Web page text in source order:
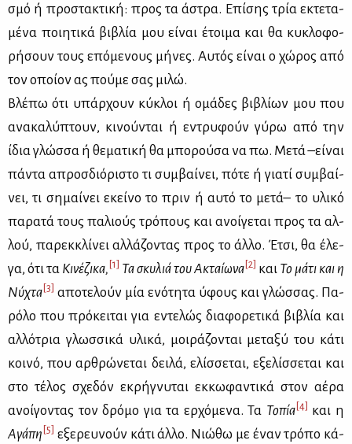
σμό ή προ­στα­κτι­κή: προς τα άστρα. Επί­σης τρία εκτε­τα­
μέ­να ποι­η­τι­κά βι­βλία μου εί­ναι έτοι­μα και θα κυ­κλο­φο­
ρή­σουν τους επό­με­νους μή­νες. Αυ­τός εί­ναι ο χώ­ρος από
τον οποί­ον ας πού­με σας μι­λώ.
Βλέ­πω ότι υπάρ­χουν κύ­κλοι ή ομά­δες βι­βλί­ων μου που
ανα­κα­λύ­πτουν, κι­νού­νται ή εντρυ­φούν γύ­ρω από την
ίδια γλώσ­σα ή θε­μα­τι­κή θα μπο­ρού­σα να πω. Με­τά –εί­ναι
πά­ντα απροσ­διό­ρι­στο τι συμ­βαί­νει, πό­τε ή για­τί συμ­βαί­
νει, τι ση­μαί­νει εκεί­νο το πριν ή αυ­τό το με­τά– το υλι­κό
πα­ρα­τά τους πα­λιούς τρό­πους και ανοί­γε­ται προς τα αλ­
λού, πα­ρεκ­κλί­νει αλ­λά­ζο­ντας προς το άλ­λο. Έτσι, θα έλε­
γα, ότι τα Κι­νέ­ζι­κα,[1] Τα σκυ­λιά του Ακταί­ω­να[2] και Το μά­τι και η
Νύ­χτα[3] απο­τε­λούν μία ενό­τη­τα ύφους και γλώσ­σας. Πα­
ρό­λο που πρό­κει­ται για εντε­λώς δια­φο­ρε­τι­κά βι­βλία και
αλ­λό­τρια γλωσ­σι­κά υλι­κά, μοι­ρά­ζο­νται με­τα­ξύ του κά­τι
κοι­νό, που αρ­θρώ­νε­ται δει­λά, ελίσ­σε­ται, εξε­λίσ­σε­ται και
στο τέ­λος σχε­δόν εκρή­γνυ­ται εκ­κω­φα­ντι­κά στον αέ­ρα
ανοί­γο­ντας τον δρό­μο για τα ερ­χό­με­να. Τα Το­πία[4] και η
Αγά­πη[5] εξε­ρευ­νούν κά­τι άλ­λο. Νιώ­θω με έναν τρό­πο κά­